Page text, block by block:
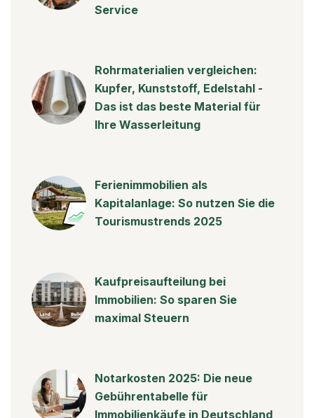
Service
Rohrmaterialien vergleichen:
Kupfer, Kunststoff, Edelstahl -
Das ist das beste Material für
Ihre Wasserleitung
Ferienimmobilien als
Kapitalanlage: So nutzen Sie die
Tourismustrends 2025
Kaufpreisaufteilung bei
Immobilien: So sparen Sie
maximal Steuern
Notarkosten 2025: Die neue
Gebührentabelle für
Immobilienkäufe in Deutschland